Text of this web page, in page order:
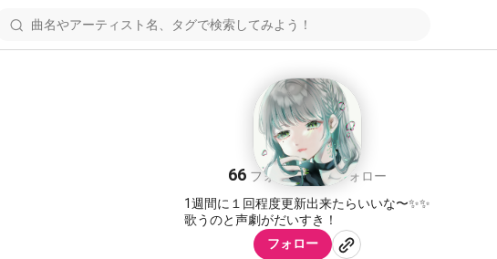
さやか
66 フォロワー65 フォロー
1週間に１回程度更新出来たらいいな〜✨✨
歌うのと声劇がだいすき！
フォロー